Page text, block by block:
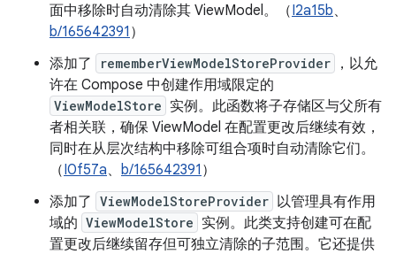
面中移除时自动清除其 ViewModel。（I2a15b、
b/165642391 ）
添加了
rememberViewModelStoreProvider
，以允
许在 Compose 中创建作用域限定的
ViewModelStore 实例。此函数将子存储区与父所有
者相关联，确保 ViewModel 在配置更改后继续有效，
同时在从层次结构中移除可组合项时自动清除它们。
（I0f57a、 b/165642391 ）
添加了 ViewModelStoreProvider 以管理具有作用
域的 ViewModelStore 实例。此类支持创建可在配
置更改后继续留存但可独立清除的子范围。它还提供